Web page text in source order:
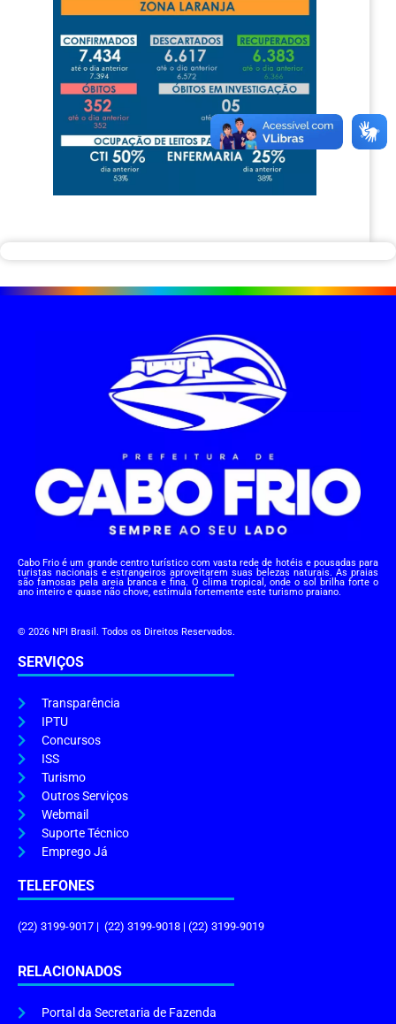
Cabo Frio é um grande centro turístico com vasta rede de hotéis e pousadas para
turistas nacionais e estrangeiros aproveitarem suas belezas naturais. As praias
são famosas pela areia branca e fina. O clima tropical, onde o sol brilha forte o
ano inteiro e quase não chove, estimula fortemente este turismo praiano.
© 2026 NPI Brasil. Todos os Direitos Reservados.
SERVIÇOS
Transparência
IPTU
Concursos
ISS
Turismo
Outros Serviços
Webmail
Suporte Técnico
Emprego Já
TELEFONES
(22) 3199-9017 | (22) 3199-9018 | (22) 3199-9019
RELACIONADOS
Portal da Secretaria de Fazenda